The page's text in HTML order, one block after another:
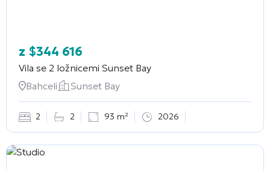
z $344 616
Vila se 2 ložnicemi Sunset Bay
Bahceli
Sunset Bay
2 2 93 m² 2026